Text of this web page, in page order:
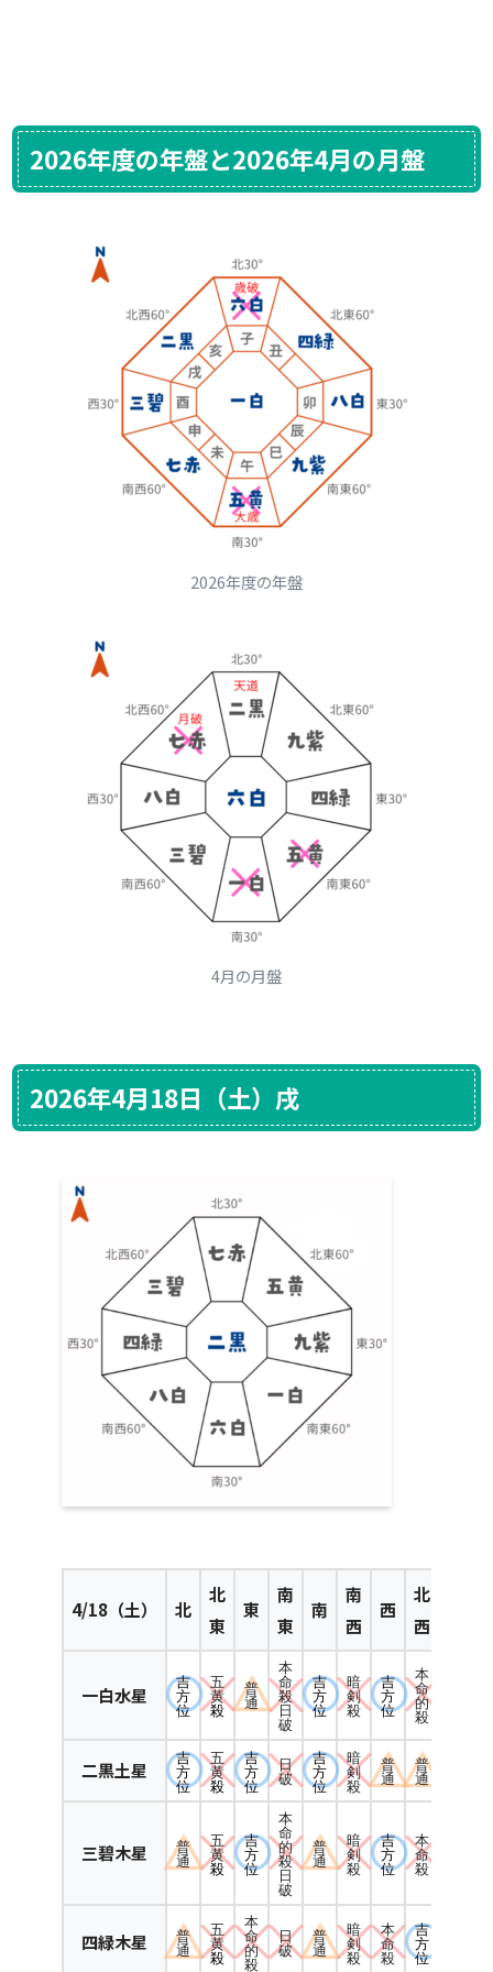
2026年度の年盤と2026年4月の月盤
2026年度の年盤
4月の月盤
2026年4月18日（土）戌
4/18（土） 北
北
東
東
南
東
南
南
西
西
北
西
一白水星
吉
方
位
五
黄
殺
普
通
本
命
殺
日
破
吉
方
位
暗
剣
殺
吉
方
位
本
命
的
殺
二黒土星
吉
方
位
五
黄
殺
吉
方
位
日
破
吉
方
位
暗
剣
殺
普
通
普
通
三碧木星
普
通
五
黄
殺
吉
方
位
本
命
的
殺
日
破
普
通
暗
剣
殺
吉
方
位
本
命
殺
四緑木星
普
通
五
黄
殺
本
命
的
殺
日
破
普
通
暗
剣
殺
本
命
殺
吉
方
位